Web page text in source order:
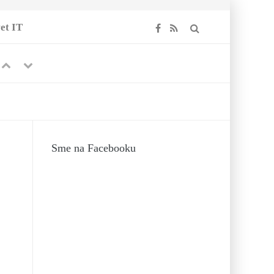
IT
Previous
Next
Sme na Facebooku